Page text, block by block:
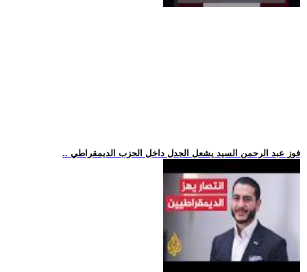
.. فوز عبد الرحمن السيد يشعل الجدل داخل الحزب الديمقراطي